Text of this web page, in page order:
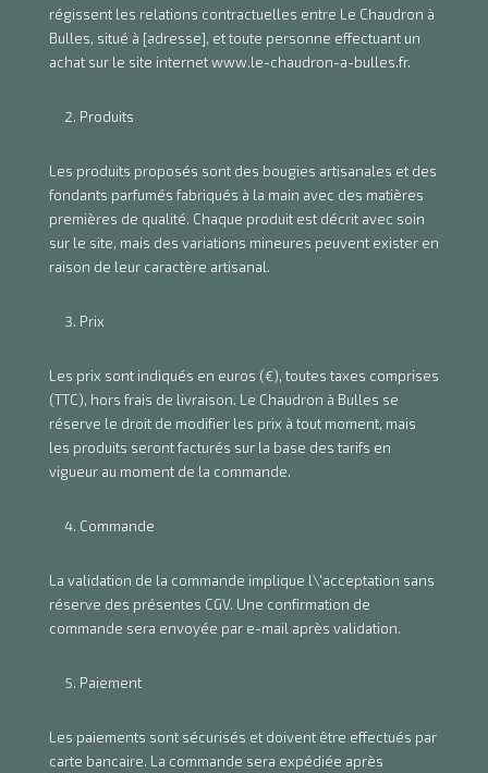
régissent les relations contractuelles entre Le Chaudron à
Bulles, situé à [adresse], et toute personne effectuant un
achat sur le site internet www.le-chaudron-a-bulles.fr.
Produits
Les produits proposés sont des bougies artisanales et des
fondants parfumés fabriqués à la main avec des matières
premières de qualité. Chaque produit est décrit avec soin
sur le site, mais des variations mineures peuvent exister en
raison de leur caractère artisanal.
Prix
Les prix sont indiqués en euros (€), toutes taxes comprises
(TTC), hors frais de livraison. Le Chaudron à Bulles se
réserve le droit de modifier les prix à tout moment, mais
les produits seront facturés sur la base des tarifs en
vigueur au moment de la commande.
Commande
La validation de la commande implique l\'acceptation sans
réserve des présentes CGV. Une confirmation de
commande sera envoyée par e-mail après validation.
Paiement
Les paiements sont sécurisés et doivent être effectués par
carte bancaire. La commande sera expédiée après